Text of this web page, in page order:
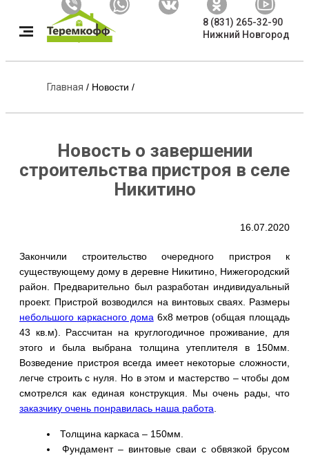
8 (831) 265-32-90
Нижний Новгород
Главная / Новости /
Новость о завершении
строительства пристроя в селе
Никитино
16.07.2020
Закончили строительство очередного пристроя к
существующему дому в деревне Никитино, Нижегородский
район. Предварительно был разработан индивидуальный
проект. Пристрой возводился на винтовых сваях. Размеры
небольшого каркасного дома 6х8 метров (общая площадь
43 кв.м). Рассчитан на круглогодичное проживание, для
этого и была выбрана толщина утеплителя в 150мм.
Возведение пристроя всегда имеет некоторые сложности,
легче строить с нуля. Но в этом и мастерство – чтобы дом
смотрелся как единая конструкция. Мы очень рады, что
заказчику очень понравилась наша работа
Толщина каркаса – 150мм.
Фундамент – винтовые сваи с обвязкой брусом